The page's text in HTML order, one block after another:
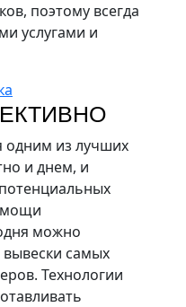
поэтому всегда
услугами и
одним из лучших
и днем, и
можно
вывески самых
Технологии